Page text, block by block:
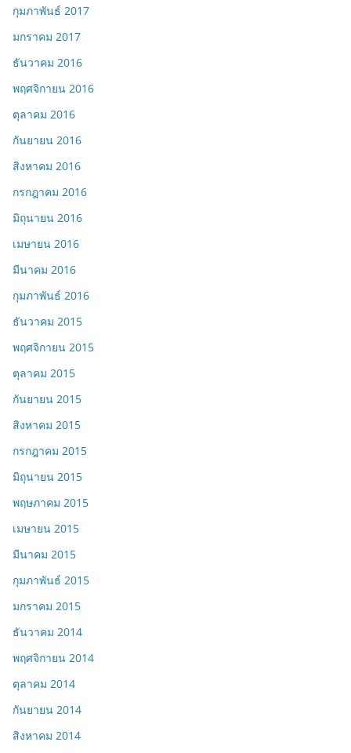
กุมภาพันธ์ 2017
มกราคม 2017
ธันวาคม 2016
พฤศจิกายน 2016
ตุลาคม 2016
กันยายน 2016
สิงหาคม 2016
กรกฎาคม 2016
มิถุนายน 2016
เมษายน 2016
มีนาคม 2016
กุมภาพันธ์ 2016
ธันวาคม 2015
พฤศจิกายน 2015
ตุลาคม 2015
กันยายน 2015
สิงหาคม 2015
กรกฎาคม 2015
มิถุนายน 2015
พฤษภาคม 2015
เมษายน 2015
มีนาคม 2015
กุมภาพันธ์ 2015
มกราคม 2015
ธันวาคม 2014
พฤศจิกายน 2014
ตุลาคม 2014
กันยายน 2014
สิงหาคม 2014